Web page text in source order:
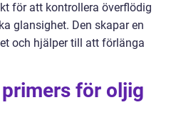
för att kontrollera överflödig
glansighet. Den skapar en
och hjälper till att förlänga
för oljig